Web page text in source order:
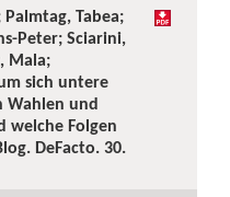
Tabea;
Peter; Sciarini,
Mala;
sich untere
Wahlen und
welche Folgen
DeFacto. 30.